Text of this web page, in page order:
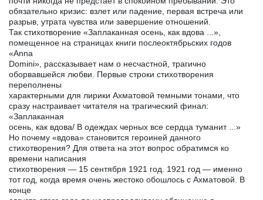
обязательно кризис: взлет или падение, первая встреча или
разрыв, утрата чувства или завершение отношений.
Так стихотворение «Заплаканная осень, как вдова ...»,
помещенное на страницах книги послеоктябрьских годов
«Anna
Domini», рассказывает нам о несчастной, трагично
оборвавшейся любви. Первые строки стихотворения
переполнены
характерными для лирики Ахматовой темными тонами, что
сразу настраивает читателя на трагический финал:
«Заплаканная
осень, как вдова/ В одеждах черных все сердца туманит ...»
Но почему «вдова» становится героиней данного
стихотворения? Для ответа на этот вопрос обратимся ко
времени написания
стихотворения — 15 сентября 1921 год. 1921 год — именно
тот год, когда время очень жестоко обошлось с Ахматовой. В
конце